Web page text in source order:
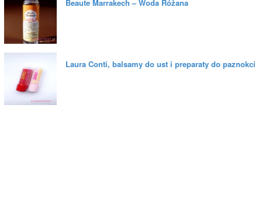
Beaute Marrakech – Woda Różana
Laura Conti, balsamy do ust i preparaty do paznokci